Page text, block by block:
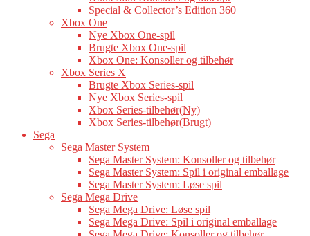
Special & Collector’s Edition 360
Xbox One
Nye Xbox One-spil
Brugte Xbox One-spil
Xbox One: Konsoller og tilbehør
Xbox Series X
Brugte Xbox Series-spil
Nye Xbox Series-spil
Xbox Series-tilbehør(Ny)
Xbox Series-tilbehør(Brugt)
Sega
Sega Master System
Sega Master System: Konsoller og tilbehør
Sega Master System: Spil i original emballage
Sega Master System: Løse spil
Sega Mega Drive
Sega Mega Drive: Løse spil
Sega Mega Drive: Spil i original emballage